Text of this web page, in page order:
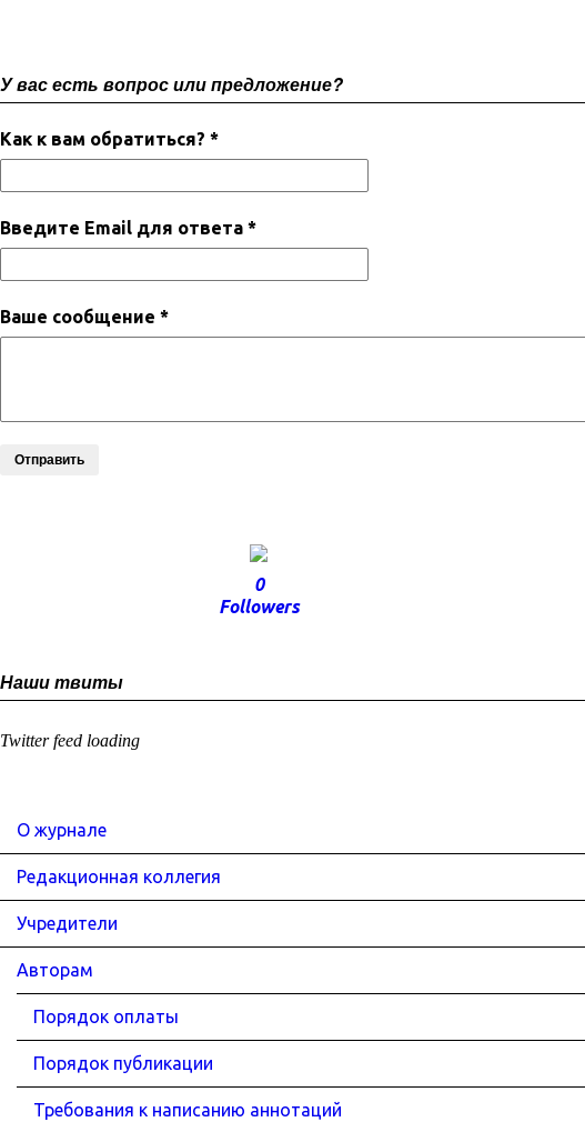
У вас есть вопрос или предложение?
Как к вам обратиться? *
Введите Email для ответа *
Ваше сообщение *
Отправить
0
Followers
Наши твиты
Twitter feed loading
О журнале
Редакционная коллегия
Учредители
Авторам
Порядок оплаты
Порядок публикации
Требования к написанию аннотаций